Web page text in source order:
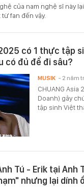
của nam nghệ sĩ này
fan đến vậy.
có 1 thực tập
có đủ để đi sâu?
CHUANG Asia
Doanh) gây
tập sinh Việt
MUSIK - 2 năm
Tú - Erik tại Anh
nhưng lại dính